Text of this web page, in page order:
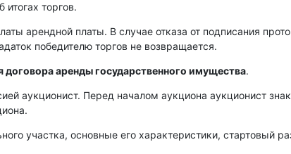
торгов.
арендной платы. В случае отказа от подписания
победителю торгов не возвращается.
аренды государственного имущества.
аукционист. Перед началом аукциона аукционист
участка, основные его характеристики, стартовый